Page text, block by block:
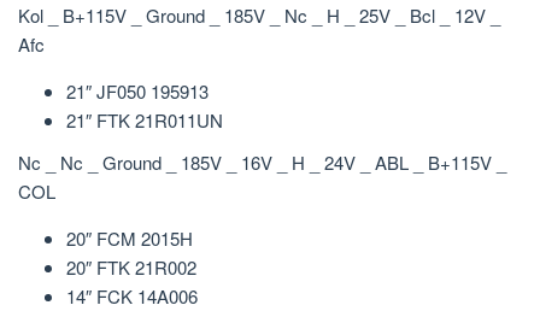
Kol _ B+115V _ Ground _ 185V _ Nc _ H _ 25V _ Bcl _ 12V _
Afc
21″ JF050 195913
21″ FTK 21R011UN
Nc _ Nc _ Ground _ 185V _ 16V _ H _ 24V _ ABL _ B+115V _
COL
20″ FCM 2015H
20″ FTK 21R002
14″ FCK 14A006